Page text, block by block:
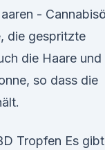
-
die gespritzte
die Haare und
so dass die
Tropfen Es gibt